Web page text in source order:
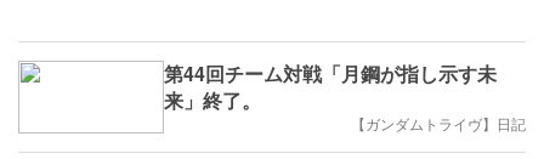
第44回チーム対戦「月鋼が指し示す未
来」終了。
【ガンダムトライヴ】日記